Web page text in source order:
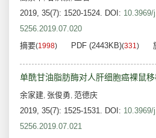
2019, 35(7): 1520-1524. DOI:
5256.2019.07.020
摘要(1998) PDF (2443KB)(331)
单酰甘油脂肪酶对人肝细胞癌裸鼠
余家建, 张俊勇, 范德庆
2019, 35(7): 1525-1531. DOI:
5256.2019.07.021